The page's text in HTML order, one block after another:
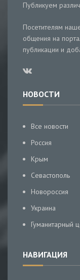
Публикуем
Посетителям
общения на
публикации и
НОВОСТИ
Все новости
Россия
Крым
Севастополь
Новороссия
Украина
Гуманитарный
НАВИГАЦИЯ